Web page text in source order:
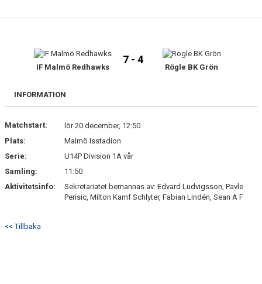
BILDGALLERI
DOKUMENT
IF Malmö Redhawks
7 - 4
Rögle BK Grön
INFORMATION
Matchstart:
lör 20 december, 12:50
Plats:
Malmö Isstadion
Serie:
U14P Division 1A vår
Samling:
11:50
Aktivitetsinfo:
Sekretariatet bemannas av: Edvard Ludvigsson, Pavle
Perisic, Milton Kamf Schlyter, Fabian Lindén, Sean A F
<< Tillbaka